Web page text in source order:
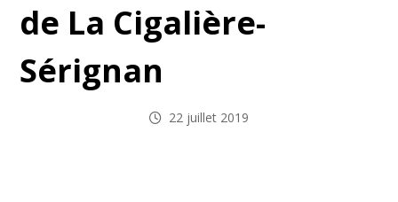
de La Cigalière-
Sérignan
22 juillet 2019